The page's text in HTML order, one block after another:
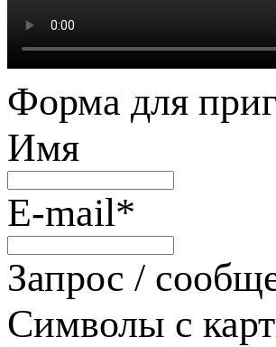
Форма для
Имя
E-mail*
Запрос /
Символы с